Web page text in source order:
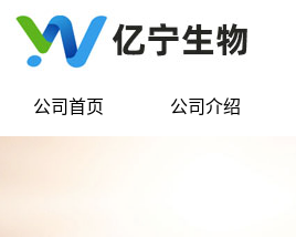
公司首页 公司介绍